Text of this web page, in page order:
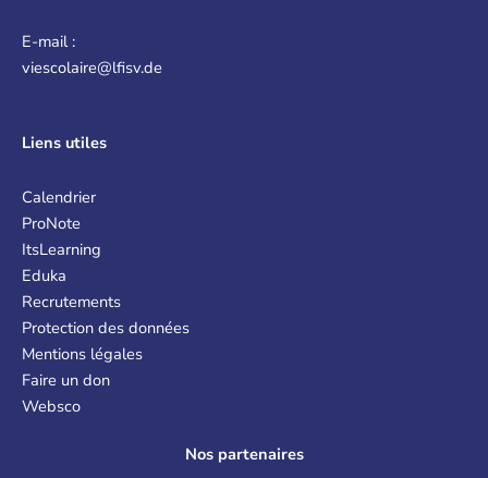
E-mail :
viescolaire@lfisv.de
Liens utiles
Calendrier
ProNote
ItsLearning
Eduka
Recrutements
Protection des données
Mentions légales
Faire un don
Websco
Nos partenaires